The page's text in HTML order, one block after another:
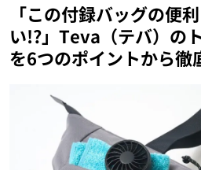
「この付録バッグの便
い!?」Teva（テバ）の
を6つのポイントから徹